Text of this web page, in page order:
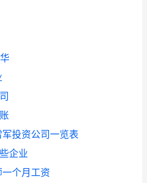
投资公司一览表
企业
个月工资